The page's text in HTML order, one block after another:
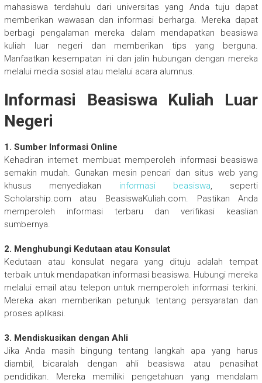
mahasiswa terdahulu dari universitas yang Anda tuju dapat
memberikan wawasan dan informasi berharga. Mereka dapat
berbagi pengalaman mereka dalam mendapatkan beasiswa
kuliah luar negeri dan memberikan tips yang berguna.
Manfaatkan kesempatan ini dan jalin hubungan dengan mereka
melalui media sosial atau melalui acara alumnus.
Informasi Beasiswa Kuliah Luar
Negeri
1. Sumber Informasi Online
Kehadiran internet membuat memperoleh informasi beasiswa
semakin mudah. Gunakan mesin pencari dan situs web yang
khusus menyediakan informasi beasiswa, seperti
Scholarship.com atau BeasiswaKuliah.com. Pastikan Anda
memperoleh informasi terbaru dan verifikasi keaslian
sumbernya.
2. Menghubungi Kedutaan atau Konsulat
Kedutaan atau konsulat negara yang dituju adalah tempat
terbaik untuk mendapatkan informasi beasiswa. Hubungi mereka
melalui email atau telepon untuk memperoleh informasi terkini.
Mereka akan memberikan petunjuk tentang persyaratan dan
proses aplikasi.
3. Mendiskusikan dengan Ahli
Jika Anda masih bingung tentang langkah apa yang harus
diambil, bicaralah dengan ahli beasiswa atau penasihat
pendidikan. Mereka memiliki pengetahuan yang mendalam